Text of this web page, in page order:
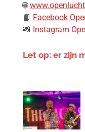
🌐
📘 Facebook
📸 Instagram
Let op: er zijn